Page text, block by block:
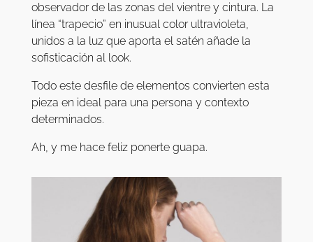
observador de las zonas del vientre y cintura. La
línea “trapecio” en inusual color ultravioleta,
unidos a la luz que aporta el satén añade la
sofisticación al look.
Todo este desfile de elementos convierten esta
pieza en ideal para una persona y contexto
determinados.
Ah, y me hace feliz ponerte guapa.